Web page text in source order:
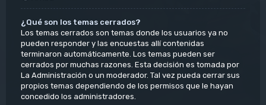
¿Qué son los temas cerrados?
Los temas cerrados son temas donde los usuarios ya no
pueden responder y las encuestas allí contenidas
terminaron automáticamente. Los temas pueden ser
cerrados por muchas razones. Esta decisión es tomada por
La Administración o un moderador. Tal vez pueda cerrar sus
propios temas dependiendo de los permisos que le hayan
concedido los administradores.